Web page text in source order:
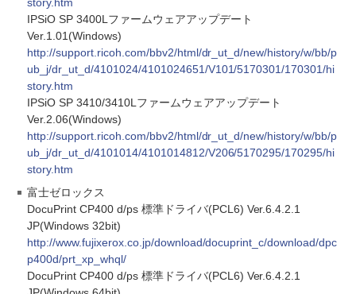
IPSiO SP 3400Lファームウェアアップデート
Ver.1.01(Windows)
http://support.ricoh.com/bbv2/html/dr_ut_d/new/history/w/bb/p
ub_j/dr_ut_d/4101024/4101024651/V101/5170301/170301/hi
story.htm
IPSiO SP 3410/3410Lファームウェアアップデート
Ver.2.06(Windows)
http://support.ricoh.com/bbv2/html/dr_ut_d/new/history/w/bb/p
ub_j/dr_ut_d/4101014/4101014812/V206/5170295/170295/hi
story.htm
富士ゼロックス
DocuPrint CP400 d/ps 標準ドライバ(PCL6) Ver.6.4.2.1
JP(Windows 32bit)
http://www.fujixerox.co.jp/download/docuprint_c/download/dpc
p400d/prt_xp_whql/
DocuPrint CP400 d/ps 標準ドライバ(PCL6) Ver.6.4.2.1